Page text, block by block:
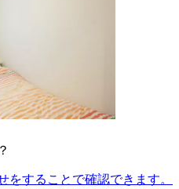
をすることで確認できます。